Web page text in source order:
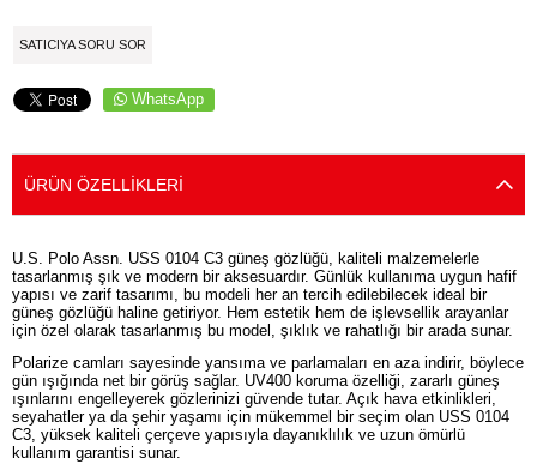
SATICIYA SORU SOR
WhatsApp
ÜRÜN ÖZELLIKLERI
U.S. Polo Assn. USS 0104 C3 güneş gözlüğü, kaliteli malzemelerle
tasarlanmış şık ve modern bir aksesuardır. Günlük kullanıma uygun hafif
yapısı ve zarif tasarımı, bu modeli her an tercih edilebilecek ideal bir
güneş gözlüğü haline getiriyor. Hem estetik hem de işlevsellik arayanlar
için özel olarak tasarlanmış bu model, şıklık ve rahatlığı bir arada sunar.
Polarize camları sayesinde yansıma ve parlamaları en aza indirir, böylece
gün ışığında net bir görüş sağlar. UV400 koruma özelliği, zararlı güneş
ışınlarını engelleyerek gözlerinizi güvende tutar. Açık hava etkinlikleri,
seyahatler ya da şehir yaşamı için mükemmel bir seçim olan USS 0104
C3, yüksek kaliteli çerçeve yapısıyla dayanıklılık ve uzun ömürlü
kullanım garantisi sunar.